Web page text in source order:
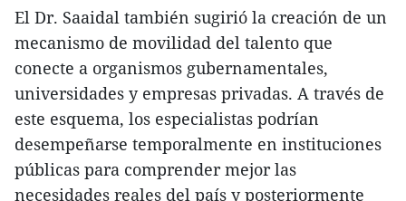
El Dr. Saaidal también sugirió la creación de un
mecanismo de movilidad del talento que
conecte a organismos gubernamentales,
universidades y empresas privadas. A través de
este esquema, los especialistas podrían
desempeñarse temporalmente en instituciones
públicas para comprender mejor las
necesidades reales del país y posteriormente